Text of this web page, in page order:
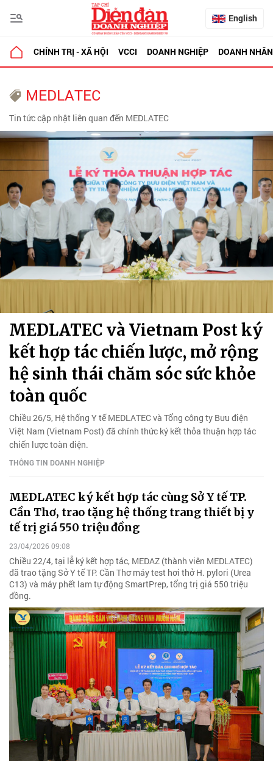
English
CHÍNH TRỊ - XÃ HỘI VCCI DOANH NGHIỆP DOANH NHÂN
MEDLATEC
Tin tức cập nhật liên quan đến MEDLATEC
MEDLATEC và Vietnam Post ký
kết hợp tác chiến lược, mở rộng
hệ sinh thái chăm sóc sức khỏe
toàn quốc
Chiều 26/5, Hệ thống Y tế MEDLATEC và Tổng công ty Bưu điện
Việt Nam (Vietnam Post) đã chính thức ký kết thỏa thuận hợp tác
chiến lược toàn diện.
THÔNG TIN DOANH NGHIỆP
MEDLATEC ký kết hợp tác cùng Sở Y tế TP.
Cần Thơ, trao tặng hệ thống trang thiết bị y
tế trị giá 550 triệu đồng
23/04/2026 09:08
Chiều 22/4, tại lễ ký kết hợp tác, MEDAZ (thành viên MEDLATEC)
đã trao tặng Sở Y tế TP. Cần Thơ máy test hơi thở H. pylori (Urea
C13) và máy phết lam tự động SmartPrep, tổng trị giá 550 triệu
đồng.